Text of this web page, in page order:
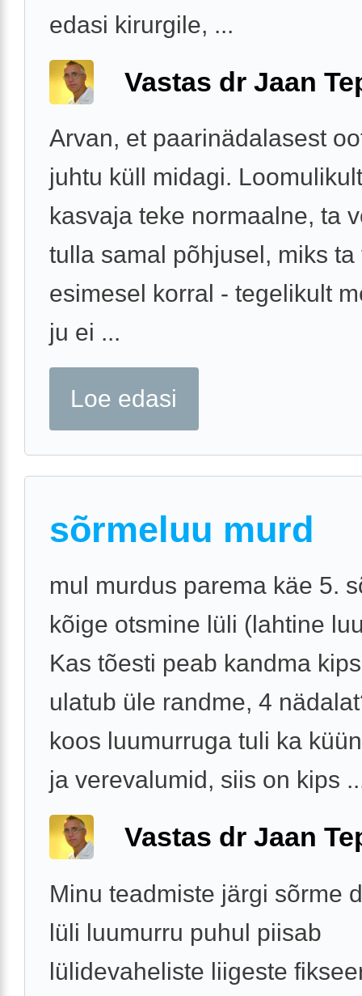
edasi kirurgile, ...
Vastas dr Jaan
Arvan, et paarinädalasest
juhtu küll midagi.
kasvaja teke normaalne, ta
tulla samal põhjusel, miks ta
esimesel korral - tegelikult
ju ei ...
Loe edasi
sõrmeluu murd
mul murdus parema käe 5.
kõige otsmine lüli (lahtine
Kas tõesti peab kandma
ulatub üle randme, 4
koos luumurruga tuli ka
ja verevalumid, siis on kips
Vastas dr Jaan
Minu teadmiste järgi sõrme
lüli luumurru puhul piisab
lülidevaheliste liigeste